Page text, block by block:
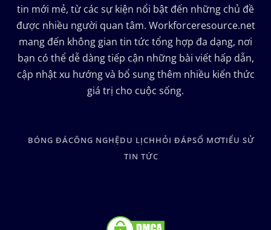
tin mới mẻ, từ các sự kiện nổi bật đến những chủ đề
được nhiều người quan tâm. Workforceresource.net
mang đến không gian tin tức tổng hợp đa dạng, nơi
bạn có thể dễ dàng tiếp cận những bài viết hấp dẫn,
cập nhật xu hướng và bổ sung thêm nhiều kiến thức
giá trị cho cuộc sống.
BÓNG ĐÁCÔNG NGHỆDU LỊCHHỎI ĐÁPSỔ MƠTIỂU SỬ
TIN TỨC